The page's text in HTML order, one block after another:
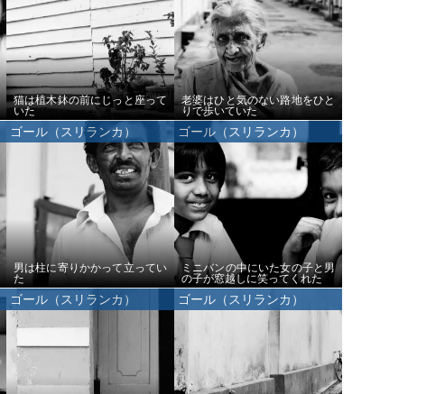
猫は植木鉢の前にじっと座って
いた
老婆はひと気のない路地をひと
りで歩いていた
ゴール（スリランカ）
男は柱に寄りかかって立ってい
た
ゴール（スリランカ）
ミニバンの中にいた女の子と男
の子が窓越しに笑ってくれた
ゴール（スリランカ） ゴール（スリランカ）